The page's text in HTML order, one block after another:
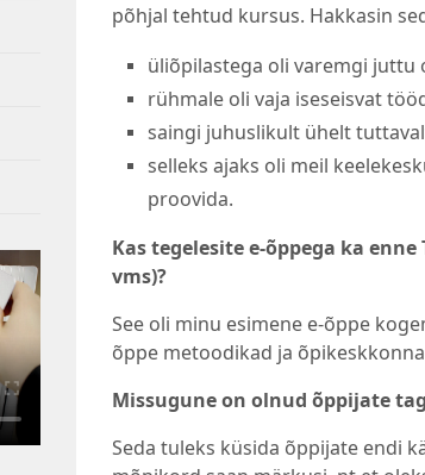
põhjal tehtud kursus. Hakkasin
üliõpilastega oli varemgi
rühmale oli vaja iseseisvat
saingi juhuslikult ühelt
selleks ajaks oli meil
proovida.
Kas tegelesite e-õppega ka
vms)?
See oli minu esimene e-õppe
õppe metoodikad ja
Missugune on olnud õppijate
Seda tuleks küsida õppijate endi